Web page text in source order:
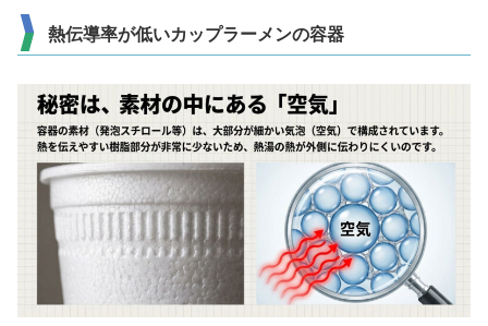
熱伝導率が低いカップラーメンの容器